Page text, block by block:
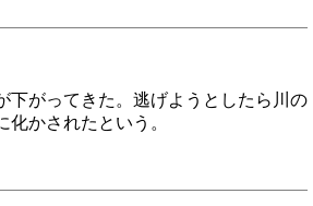
下がってきた。逃げようとしたら川の
かされたという。